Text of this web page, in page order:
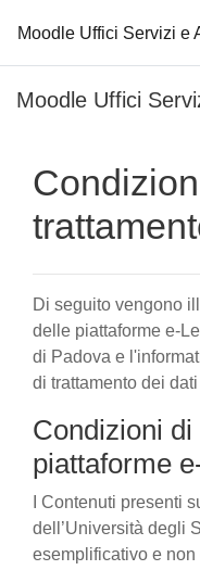
Moodle Uffici Servizi e
Moodle Uffici
Di seguito vengono
delle piattaforme e-
di Padova e
di trattamento dei
Condizioni
piattaforme
I Contenuti presenti
dell’Università degli
esemplificativo e